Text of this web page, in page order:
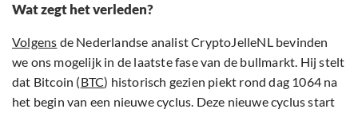
Wat zegt het verleden?
Volgens de Nederlandse analist CryptoJelleNL bevinden
we ons mogelijk in de laatste fase van de bullmarkt. Hij stelt
dat Bitcoin (BTC) historisch gezien piekt rond dag 1064 na
het begin van een nieuwe cyclus. Deze nieuwe cyclus start